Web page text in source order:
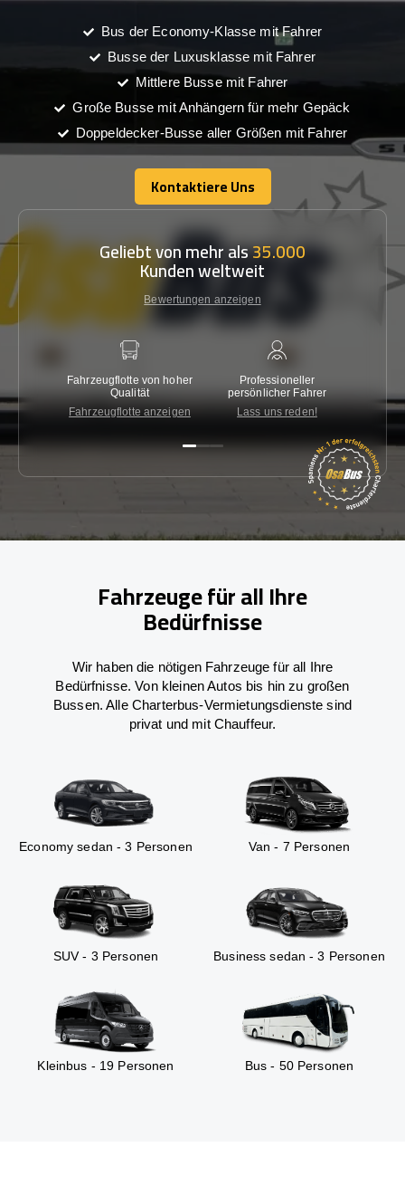
Bus der Economy-Klasse mit Fahrer
Busse der Luxusklasse mit Fahrer
Mittlere Busse mit Fahrer
Große Busse mit Anhängern für mehr Gepäck
Doppeldecker-Busse aller Größen mit Fahrer
Kontaktiere Uns
Kontaktiere Uns
Geliebt von mehr als35.000
Kunden weltweit
Bewertungen anzeigen
Fahrzeugflotte von hoher
Qualität
Fahrzeugflotte anzeigen
Professioneller
persönlicher Fahrer
Lass uns reden!
Fahrzeuge für all Ihre
Bedürfnisse
Wir haben die nötigen Fahrzeuge für all Ihre
Bedürfnisse. Von kleinen Autos bis hin zu großen
Bussen. Alle Charterbus-Vermietungsdienste sind
privat und mit Chauffeur.
Economy sedan - 3 Personen Van - 7 Personen
SUV - 3 Personen Business sedan - 3 Personen
Kleinbus - 19 Personen Bus - 50 Personen